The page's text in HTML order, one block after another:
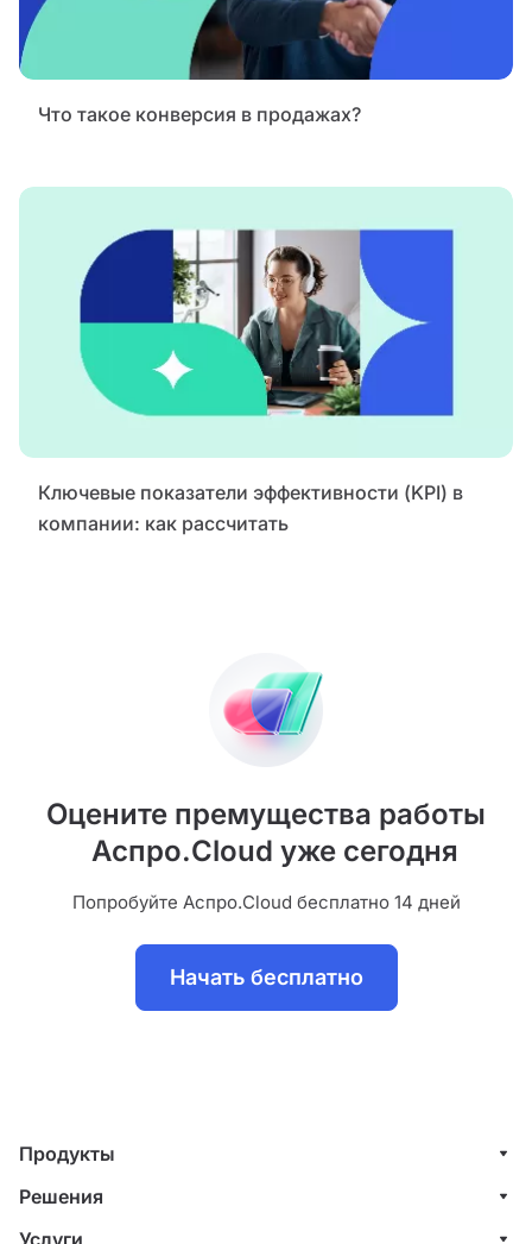
Что такое конверсия в продажах?
Ключевые показатели эффективности (KPI) в
компании: как рассчитать
Оцените премущества работы
Аспро.Cloud уже сегодня
Попробуйте Аспро.Cloud бесплатно 14 дней
Начать бесплатно
Продукты
Управление клиентами (CRM)
Проекты
Решения
ИТ-компании